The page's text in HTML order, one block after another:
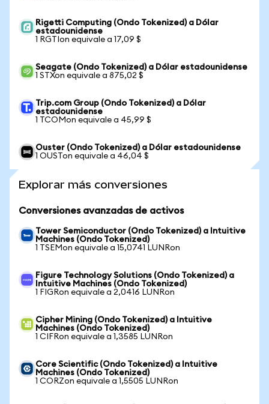
Rigetti Computing (Ondo Tokenized) a Dólar
estadounidense
1 RGTIon equivale a 17,09 $
Seagate (Ondo Tokenized) a Dólar estadounidense
1 STXon equivale a 875,02 $
Trip.com Group (Ondo Tokenized) a Dólar
estadounidense
1 TCOMon equivale a 45,99 $
Ouster (Ondo Tokenized) a Dólar estadounidense
1 OUSTon equivale a 46,04 $
Explorar más conversiones
Conversiones avanzadas de activos
Tower Semiconductor (Ondo Tokenized) a Intuitive
Machines (Ondo Tokenized)
1 TSEMon equivale a 15,0741 LUNRon
Figure Technology Solutions (Ondo Tokenized) a
Intuitive Machines (Ondo Tokenized)
1 FIGRon equivale a 2,0416 LUNRon
Cipher Mining (Ondo Tokenized) a Intuitive
Machines (Ondo Tokenized)
1 CIFRon equivale a 1,3585 LUNRon
Core Scientific (Ondo Tokenized) a Intuitive
Machines (Ondo Tokenized)
1 CORZon equivale a 1,5505 LUNRon